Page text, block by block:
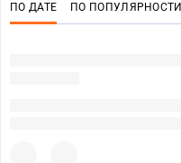
ПО ДАТЕ ПО ПОПУЛЯРНОСТИ